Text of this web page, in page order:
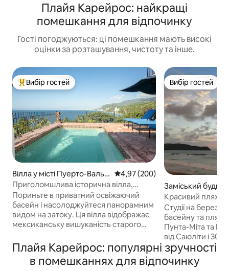
Плайя Карейрос: найкращі
помешкання для відпочинку
Гості погоджуються: ці помешкання мають високі
оцінки за розташування, чистоту та інше.
Топ вибір гостей
Вибір гостей
Вілла у місті Пуерто-Валья
рта
Середня оцінка: 4,97 з 5,
4,97 (200)
Приголомшлива історична вілла,
приватний басейн і панорамний вид
Пориньте в приватний освіжаючий
басейн і насолоджуйтеся панорамним
видом на затоку. Ця вілла відображає
мексиканську вишуканість старого
розписаною вручну плиткою та
колоніальним антикваріальним
антикваріалом поряд із сучасними
Вибір гостей
Вибір гостей
Заміський
unta Negra
Красивий пляж з
краєвидами та
Студії на березі
басейну та
Пунта-Міта та
від Саюліти і 30
хвилин від
без пробок.
місцями для
Плайя Карейрос: популярні зручності
в помешканнях для відпочинку